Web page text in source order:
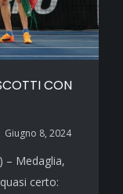
CON
Giugno 8, 2024
– Medaglia,
certo: